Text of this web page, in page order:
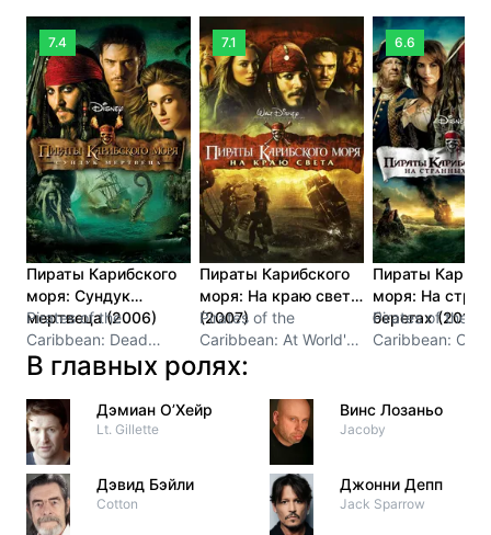
7.4
Пираты Карибского
моря: Сундук
мертвеца (2006)
Pirates of the
Caribbean: Dead
Man's Chest
7.1
Пираты Карибского
моря: На краю света
(2007)
Pirates of the
Caribbean: At World's
End
6.6
Пираты
моря: На
берегах (2011)
Pirates of the
Caribbean: On
В главных ролях:
Дэмиан О’Хейр
Lt. Gillette
Дэвид Бэйли
Cotton
Винс Лозаньо
Jacoby
Джонни Депп
Jack Sparrow